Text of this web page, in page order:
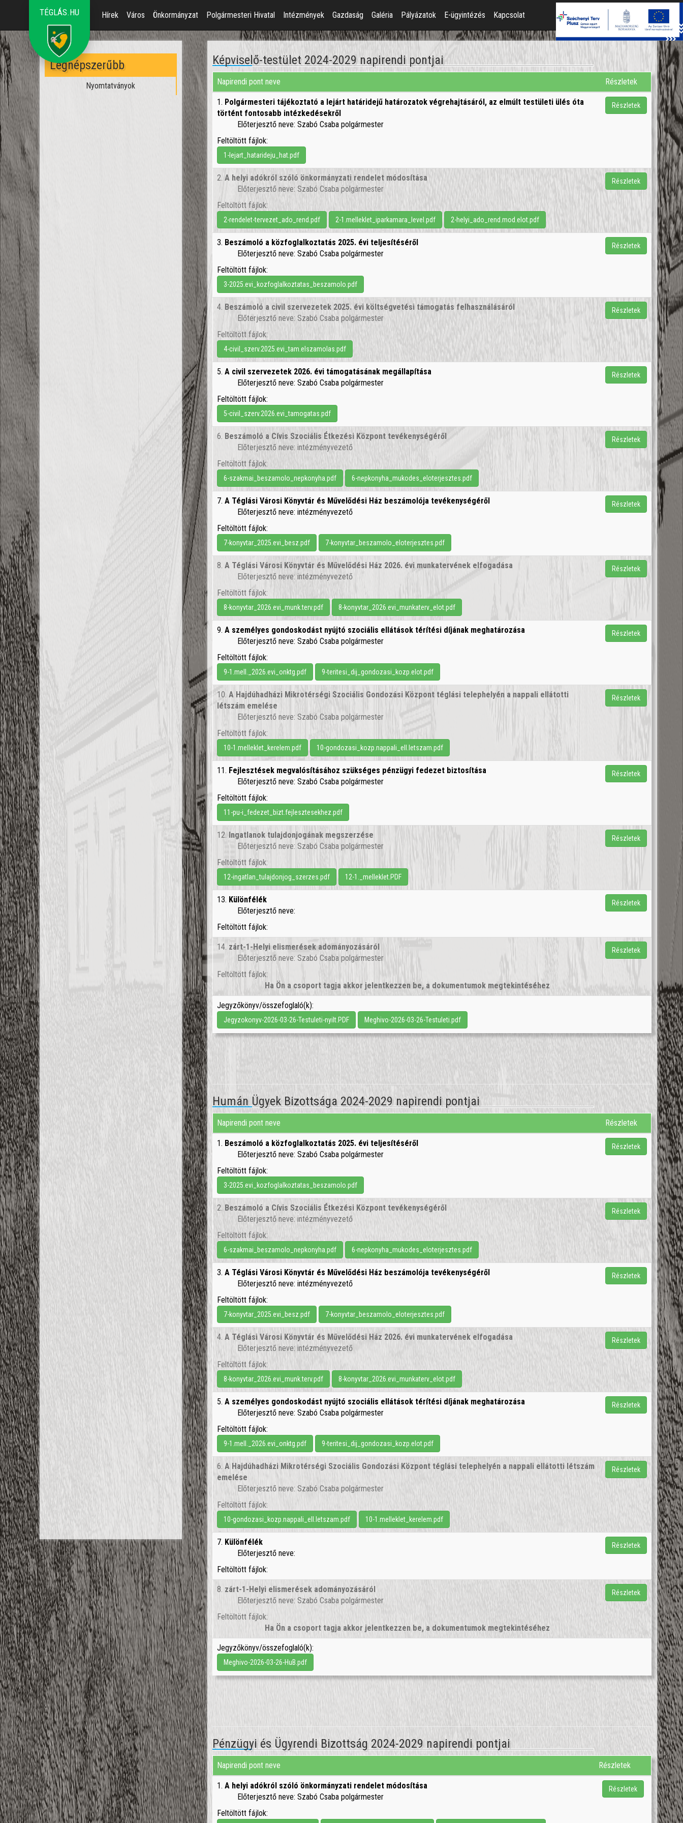
TÉGLÁS.HU Hírek Város Önkormányzat Polgármesteri Hivatal Intézmények Gazdaság Galéria Pályázatok E-ügyintézés Kapcsolat
Legnépszerűbb
Nyomtatványok
Képviselő-testület 2024-2029 napirendi pontjai
Napirendi pont neve Részletek
1. Polgármesteri tájékoztató a lejárt határidejű határozatok végrehajtásáról, az elmúlt testületi ülés óta
történt fontosabb intézkedésekről
Előterjesztő neve: Szabó Csaba polgármester
Feltöltött fájlok:
1-lejart_hatarideju_hat.pdf
Részletek
2.A helyi adókról szóló önkormányzati rendelet módosítása
Előterjesztő neve: Szabó Csaba polgármester
Feltöltött fájlok:
2-rendelet-tervezet_ado_rend.pdf 2-1.melleklet_iparkamara_level.pdf 2-helyi_ado_rend.mod.elot.pdf
Részletek
3. Beszámoló a közfoglalkoztatás 2025. évi teljesítéséről
Előterjesztő neve: Szabó Csaba polgármester
Feltöltött fájlok:
3-2025.evi_kozfoglalkoztatas_beszamolo.pdf
Részletek
4. Beszámoló a civil szervezetek 2025. évi költségvetési támogatás felhasználásáról
Előterjesztő neve: Szabó Csaba polgármester
Feltöltött fájlok:
4-civil_szerv.2025.evi_tam.elszamolas.pdf
Részletek
5.A civil szervezetek 2026. évi támogatásának megállapítása
Előterjesztő neve: Szabó Csaba polgármester
Feltöltött fájlok:
5-civil_szerv.2026.evi_tamogatas.pdf
Részletek
6. Beszámoló a Cívis Szociális Étkezési Központ tevékenységéről
Előterjesztő neve: intézményvezető
Feltöltött fájlok:
6-szakmai_beszamolo_nepkonyha.pdf 6-nepkonyha_mukodes_eloterjesztes.pdf
Részletek
7.A Téglási Városi Könyvtár és Művelődési Ház beszámolója tevékenységéről
Előterjesztő neve: intézményvezető
Feltöltött fájlok:
7-konyvtar_2025.evi_besz.pdf 7-konyvtar_beszamolo_eloterjesztes.pdf
Részletek
8.A Téglási Városi Könyvtár és Művelődési Ház 2026. évi munkatervének elfogadása
Előterjesztő neve: intézményvezető
Feltöltött fájlok:
8-konyvtar_2026.evi_munk.terv.pdf 8-konyvtar_2026.evi_munkaterv_elot.pdf
Részletek
9.A személyes gondoskodást nyújtó szociális ellátások térítési díjának meghatározása
Előterjesztő neve: Szabó Csaba polgármester
Feltöltött fájlok:
9-1.mell._2026.evi_onktg.pdf 9-teritesi_dij_gondozasi_kozp.elot.pdf
Részletek
10.A Hajdúhadházi Mikrotérségi Szociális Gondozási Központ téglási telephelyén a nappali ellátotti
létszám emelése
Előterjesztő neve: Szabó Csaba polgármester
Feltöltött fájlok:
10-1.melleklet_kerelem.pdf 10-gondozasi_kozp.nappali_ell.letszam.pdf
Részletek
11. Fejlesztések megvalósításához szükséges pénzügyi fedezet biztosítása
Előterjesztő neve: Szabó Csaba polgármester
Feltöltött fájlok:
11-pu-i_fedezet_bizt.fejlesztesekhez.pdf
Részletek
12. Ingatlanok tulajdonjogának megszerzése
Előterjesztő neve: Szabó Csaba polgármester
Feltöltött fájlok:
12-ingatlan_tulajdonjog_szerzes.pdf 12-1._melleklet.PDF
Részletek
13. Különfélék
Előterjesztő neve:
Feltöltött fájlok:
Részletek
14. zárt-1-Helyi elismerések adományozásáról
Előterjesztő neve: Szabó Csaba polgármester
Feltöltött fájlok:
Ha Ön a csoport tagja akkor jelentkezzen be, a dokumentumok megtekintéséhez
Részletek
Jegyzőkönyv/összefoglaló(k):
Jegyzokonyv-2026-03-26-Testuleti-nyilt.PDF Meghivo-2026-03-26-Testuleti.pdf
Humán Ügyek Bizottsága 2024-2029 napirendi pontjai
Napirendi pont neve Részletek
1. Beszámoló a közfoglalkoztatás 2025. évi teljesítéséről
Előterjesztő neve: Szabó Csaba polgármester
Feltöltött fájlok:
3-2025.evi_kozfoglalkoztatas_beszamolo.pdf
Részletek
2. Beszámoló a Cívis Szociális Étkezési Központ tevékenységéről
Előterjesztő neve: intézményvezető
Feltöltött fájlok:
6-szakmai_beszamolo_nepkonyha.pdf 6-nepkonyha_mukodes_eloterjesztes.pdf
Részletek
3.A Téglási Városi Könyvtár és Művelődési Ház beszámolója tevékenységéről
Előterjesztő neve: intézményvezető
Feltöltött fájlok:
7-konyvtar_2025.evi_besz.pdf 7-konyvtar_beszamolo_eloterjesztes.pdf
Részletek
4.A Téglási Városi Könyvtár és Művelődési Ház 2026. évi munkatervének elfogadása
Előterjesztő neve: intézményvezető
Feltöltött fájlok:
8-konyvtar_2026.evi_munk.terv.pdf 8-konyvtar_2026.evi_munkaterv_elot.pdf
Részletek
5.A személyes gondoskodást nyújtó szociális ellátások térítési díjának meghatározása
Előterjesztő neve: Szabó Csaba polgármester
Feltöltött fájlok:
9-1.mell._2026.evi_onktg.pdf 9-teritesi_dij_gondozasi_kozp.elot.pdf
Részletek
6.A Hajdúhadházi Mikrotérségi Szociális Gondozási Központ téglási telephelyén a nappali ellátotti létszám
emelése
Előterjesztő neve: Szabó Csaba polgármester
Feltöltött fájlok:
10-gondozasi_kozp.nappali_ell.letszam.pdf 10-1.melleklet_kerelem.pdf
Részletek
7. Különfélék
Előterjesztő neve:
Feltöltött fájlok:
Részletek
8. zárt-1-Helyi elismerések adományozásáról
Előterjesztő neve: Szabó Csaba polgármester
Feltöltött fájlok:
Ha Ön a csoport tagja akkor jelentkezzen be, a dokumentumok megtekintéséhez
Részletek
Jegyzőkönyv/összefoglaló(k):
Meghivo-2026-03-26-HuB.pdf
Pénzügyi és Ügyrendi Bizottság 2024-2029 napirendi pontjai
Napirendi pont neve Részletek
1.A helyi adókról szóló önkormányzati rendelet módosítása
Előterjesztő neve: Szabó Csaba polgármester
Feltöltött fájlok:
Részletek